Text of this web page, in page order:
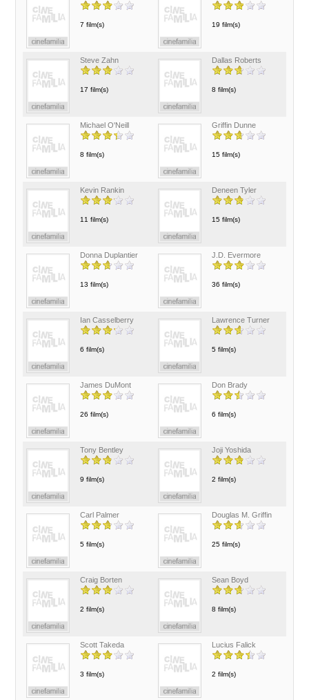
7 film(s) 19 film(s)
Steve Zahn
17 film(s)
Dallas Roberts
8 film(s)
Michael O'Neill
8 film(s)
Griffin Dunne
15 film(s)
Kevin Rankin
11 film(s)
Deneen Tyler
15 film(s)
Donna Duplantier
13 film(s)
J.D. Evermore
36 film(s)
Ian Casselberry
6 film(s)
Lawrence Turner
5 film(s)
James DuMont
26 film(s)
Don Brady
6 film(s)
Tony Bentley
9 film(s)
Joji Yoshida
2 film(s)
Carl Palmer
5 film(s)
Douglas M. Griffin
25 film(s)
Craig Borten
2 film(s)
Sean Boyd
8 film(s)
Scott Takeda
3 film(s)
Lucius Falick
2 film(s)